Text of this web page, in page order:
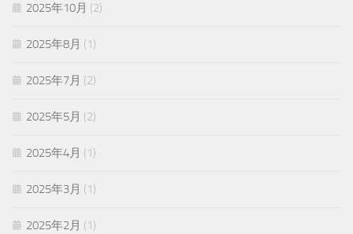
2025年10月 (2)
2025年8月 (1)
2025年7月 (2)
2025年5月 (2)
2025年4月 (1)
2025年3月 (1)
2025年2月 (1)